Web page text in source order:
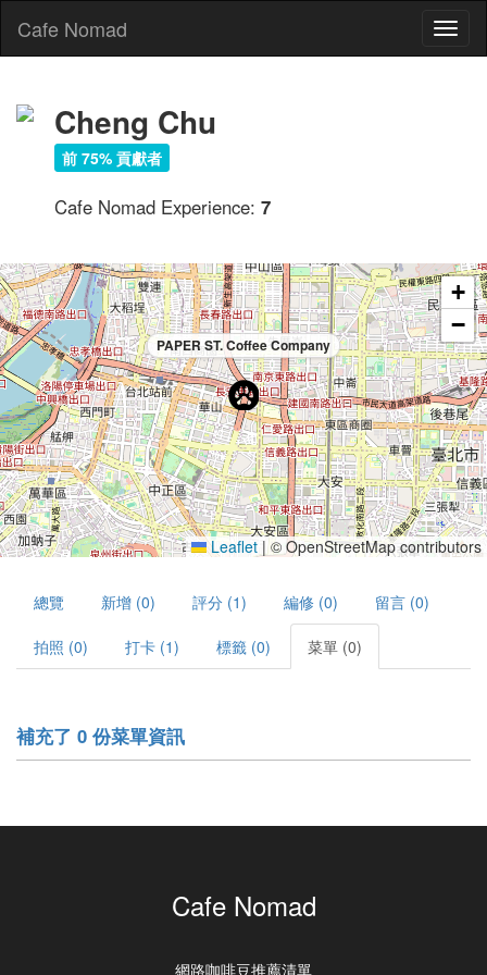
Cafe Nomad
Cheng Chu
前 75% 貢獻者
Cafe Nomad Experience: 7
PAPER ST. Coffee Company
+
−
Leaflet |© OpenStreetMap contributors
總覽 新增 (0) 評分 (1) 編修 (0) 留言 (0)
拍照 (0) 打卡 (1) 標籤 (0) 菜單 (0)
補充了 0 份菜單資訊
Cafe Nomad
網路咖啡豆推薦清單